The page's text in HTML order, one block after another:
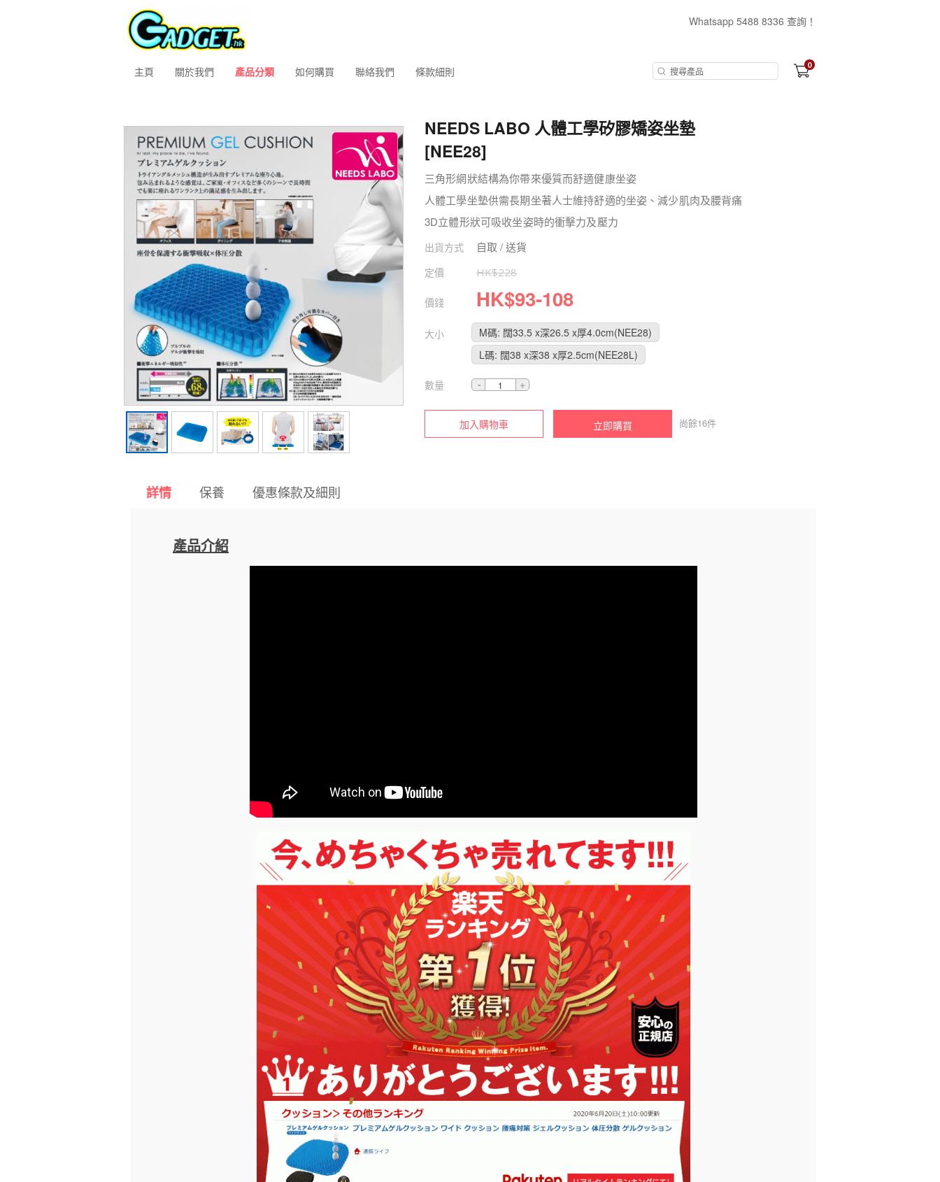
Whatsapp 5488 8336 查詢！
主頁 關於我們 產品分類 如何購買 聯絡我們 條款細則 0
NEEDS LABO 人體工學矽膠矯姿坐墊
[NEE28]
三角形網狀結構為你帶來優質而舒適健康坐姿
人體工學坐墊供需長期坐著人士維持舒適的坐姿、減少肌肉及腰背痛
3D立體形狀可吸收坐姿時的衝擊力及壓力
出貨方式 自取 / 送貨
定價 HK$228
價錢 HK$93-108
大小
M碼: 闊33.5 x深26.5 x厚4.0cm(NEE28)
L碼: 闊38 x深38 x厚2.5cm(NEE28L)
數量
加入購物車 立即購買 尚餘16件
詳情 保養 優惠條款及細則
產品介紹